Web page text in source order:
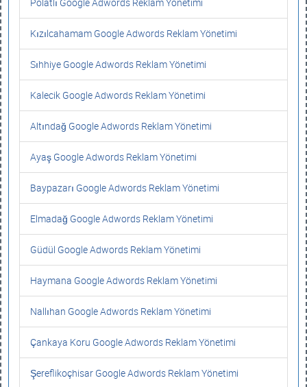
Kızılcahamam Google Adwords Reklam Yönetimi
Sıhhiye Google Adwords Reklam Yönetimi
Kalecik Google Adwords Reklam Yönetimi
Altındağ Google Adwords Reklam Yönetimi
Ayaş Google Adwords Reklam Yönetimi
Baypazarı Google Adwords Reklam Yönetimi
Elmadağ Google Adwords Reklam Yönetimi
Güdül Google Adwords Reklam Yönetimi
Haymana Google Adwords Reklam Yönetimi
Nallıhan Google Adwords Reklam Yönetimi
Çankaya Koru Google Adwords Reklam Yönetimi
Şereflikoçhisar Google Adwords Reklam Yönetimi